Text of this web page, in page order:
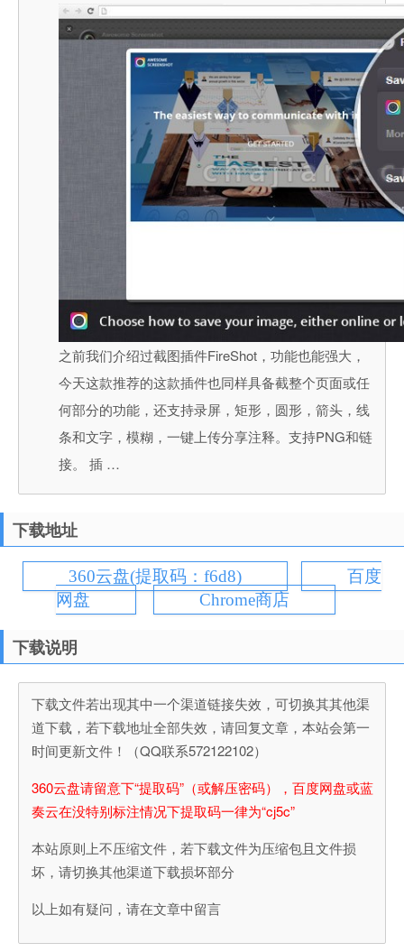
之前我们介绍过截图插件FireShot，功能也能强大，
今天这款推荐的这款插件也同样具备截整个页面或任
何部分的功能，还支持录屏，矩形，圆形，箭头，线
条和文字，模糊，一键上传分享注释。支持PNG和链
接。 插 …
下载地址
360云盘(提取码：f6d8)
百度
网盘
Chrome商店
下载说明
下载文件若出现其中一个渠道链接失效，可切换其其他渠
道下载，若下载地址全部失效，请回复文章，本站会第一
时间更新文件！（QQ联系572122102）
360云盘请留意下“提取码”（或解压密码），百度网盘或蓝
奏云在没特别标注情况下提取码一律为“cj5c”
本站原则上不压缩文件，若下载文件为压缩包且文件损
坏，请切换其他渠道下载损坏部分
以上如有疑问，请在文章中留言